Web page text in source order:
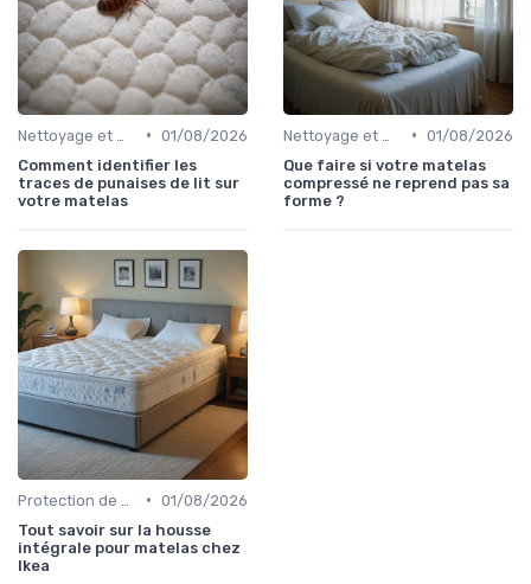
• 01/08/2026
Comment identifier les
traces de punaises de lit sur
votre matelas
• 01/08/2026
Que faire si votre matelas
compressé ne reprend pas sa
forme ?
• 01/08/2026
Tout savoir sur la housse
intégrale pour matelas chez
Ikea